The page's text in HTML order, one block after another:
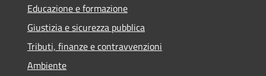
Educazione e formazione
Giustizia e sicurezza pubblica
Tributi, finanze e contravvenzioni
Ambiente